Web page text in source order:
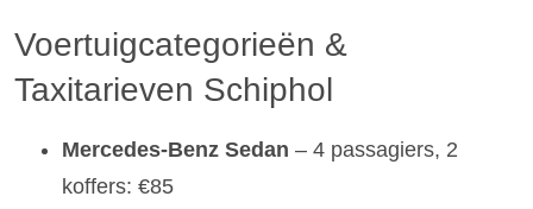
Voertuigcategorieën &
Taxitarieven Schiphol
Mercedes-Benz Sedan – 4 passagiers, 2
koffers: €85